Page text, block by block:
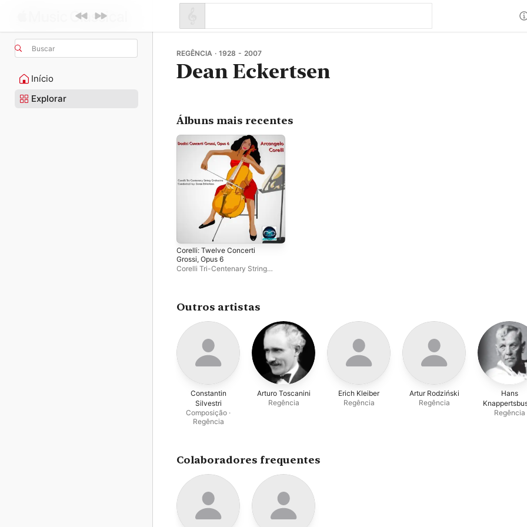
Buscar
Início
Explorar
REGÊNCIA · 1928 - 2007
Dean Eckertsen
Álbuns mais recentes
Corelli: Twelve Concerti
Grossi, Opus 6
Corelli Tri-Centenary String
Outros artistas
Constantin
Silvestri
Composição ·
Regência
Arturo Toscanini
Regência
Erich Kleiber
Regência
Artur Rodziński
Regência
Hans
Regência
Colaboradores frequentes